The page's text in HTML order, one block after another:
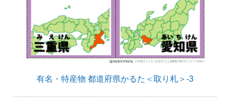
有名・特産物 都道府県かるた＜取り札＞-3